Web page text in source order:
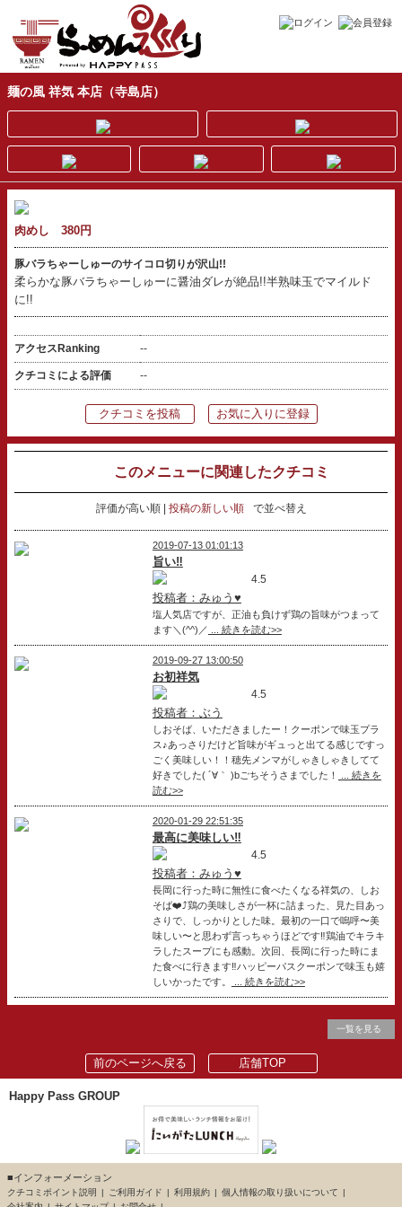
麺の風 祥気 本店（寺島店）
肉めし 380円
豚バラちゃーしゅーのサイコロ切りが沢山!!
柔らかな豚バラちゃーしゅーに醤油ダレが絶品!!半熟味玉でマイルド
に!!
アクセスRanking --
クチコミによる評価 --
クチコミを投稿 お気に入りに登録
このメニューに関連したクチコミ
評価が高い順 投稿の新しい順 で並べ替え
2019-07-13 01:01:13
旨い‼️
4.5
投稿者：みゅう♥
塩人気店ですが、正油も負けず鶏の旨味がつまって
ます＼(^^)／
... 続きを読む>>
2019-09-27 13:00:50
お初祥気
4.5
投稿者：ぶう
しおそば、いただきましたー！クーポンで味玉プラ
ス♪あっさりだけど旨味がギュっと出てる感じですっ
ごく美味しい！！穂先メンマがしゃきしゃきしてて
好きでした( ´∀｀ )bごちそうさまでした！
... 続きを
読む>>
2020-01-29 22:51:35
最高に美味しい‼️
4.5
投稿者：みゅう♥
長岡に行った時に無性に食べたくなる祥気の、しお
そば❤️⤴️鶏の美味しさが一杯に詰まった、見た目あっ
さりで、しっかりとした味。最初の一口で嗚呼〜美
味しい〜と思わず言っちゃうほどです‼️鶏油でキラキ
ラしたスープにも感動。次回、長岡に行った時にま
た食べに行きます‼️ハッピーパスクーポンで味玉も嬉
しいかったです。
... 続きを読む>>
一覧を見る
前のページへ戻る 店舗TOP
Happy Pass GROUP
■インフォーメーション
クチコミポイント説明 ご利用ガイド 利用規約
個人情報の取り扱いについて